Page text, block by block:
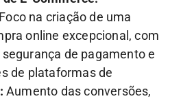
Foco na criação de uma
online excepcional, com
de pagamento e
de plataformas de
Aumento das conversões,